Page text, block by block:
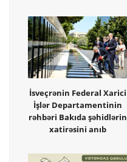
İsveçrənin Federal Xarici
İşlər Departamentinin
rəhbəri Bakıda şəhidlərin
xatirəsini anıb